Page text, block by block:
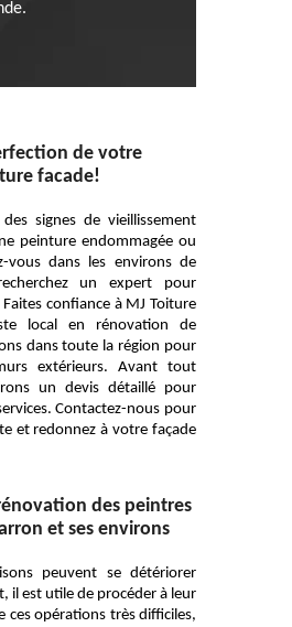
de votre
facade!
signes de vieillissement
peinture endommagée ou
vous dans les environs de
un expert pour
confiance à MJ Toiture
local en rénovation de
dans toute la région pour
extérieurs. Avant tout
un devis détaillé pour
Contactez-nous pour
et redonnez à votre façade
des peintres
et ses environs
peuvent se détériorer
il est utile de procéder à leur
ces opérations très difficiles,